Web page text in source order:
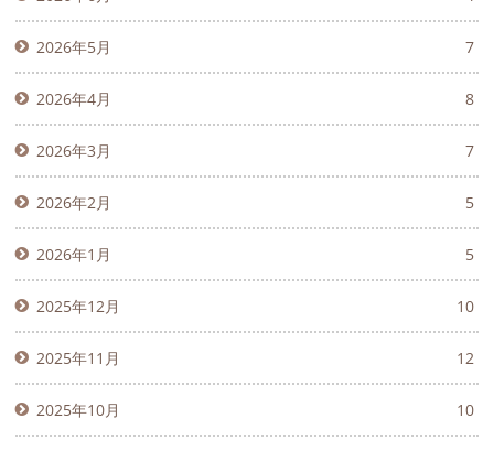
2026年5月 7
2026年4月 8
2026年3月 7
2026年2月 5
2026年1月 5
2025年12月 10
2025年11月 12
2025年10月 10